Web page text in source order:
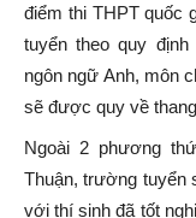
điểm thi THPT quốc
tuyển theo quy
ngôn ngữ Anh, môn
sẽ được quy về
Ngoài 2 phương
Thuận, trường tuyển
với thí sinh đã tốt